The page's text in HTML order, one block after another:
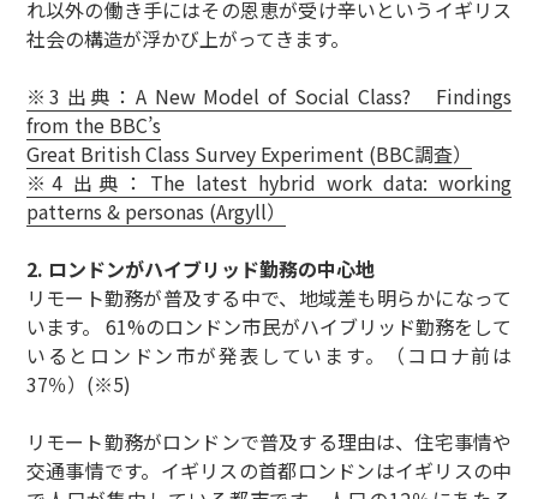
れ以外の働き手にはその恩恵が受け辛いというイギリス
社会の構造が浮かび上がってきます。
※3 出典：A New Model of Social Class? Findings
from the BBC’s
Great British Class Survey Experiment (BBC調査）
※4 出典：The latest hybrid work data: working
patterns & personas (Argyll）
2. ロンドンがハイブリッド勤務の中心地
リモート勤務が普及する中で、地域差も明らかになって
います。 61%のロンドン市民がハイブリッド勤務をして
いるとロンドン市が発表しています。（コロナ前は
37％）(※5)
リモート勤務がロンドンで普及する理由は、住宅事情や
交通事情です。イギリスの首都ロンドンはイギリスの中